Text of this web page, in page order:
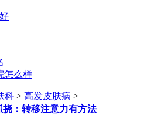
怎么样
科> 高发皮肤病 >
：转移注意力有方法